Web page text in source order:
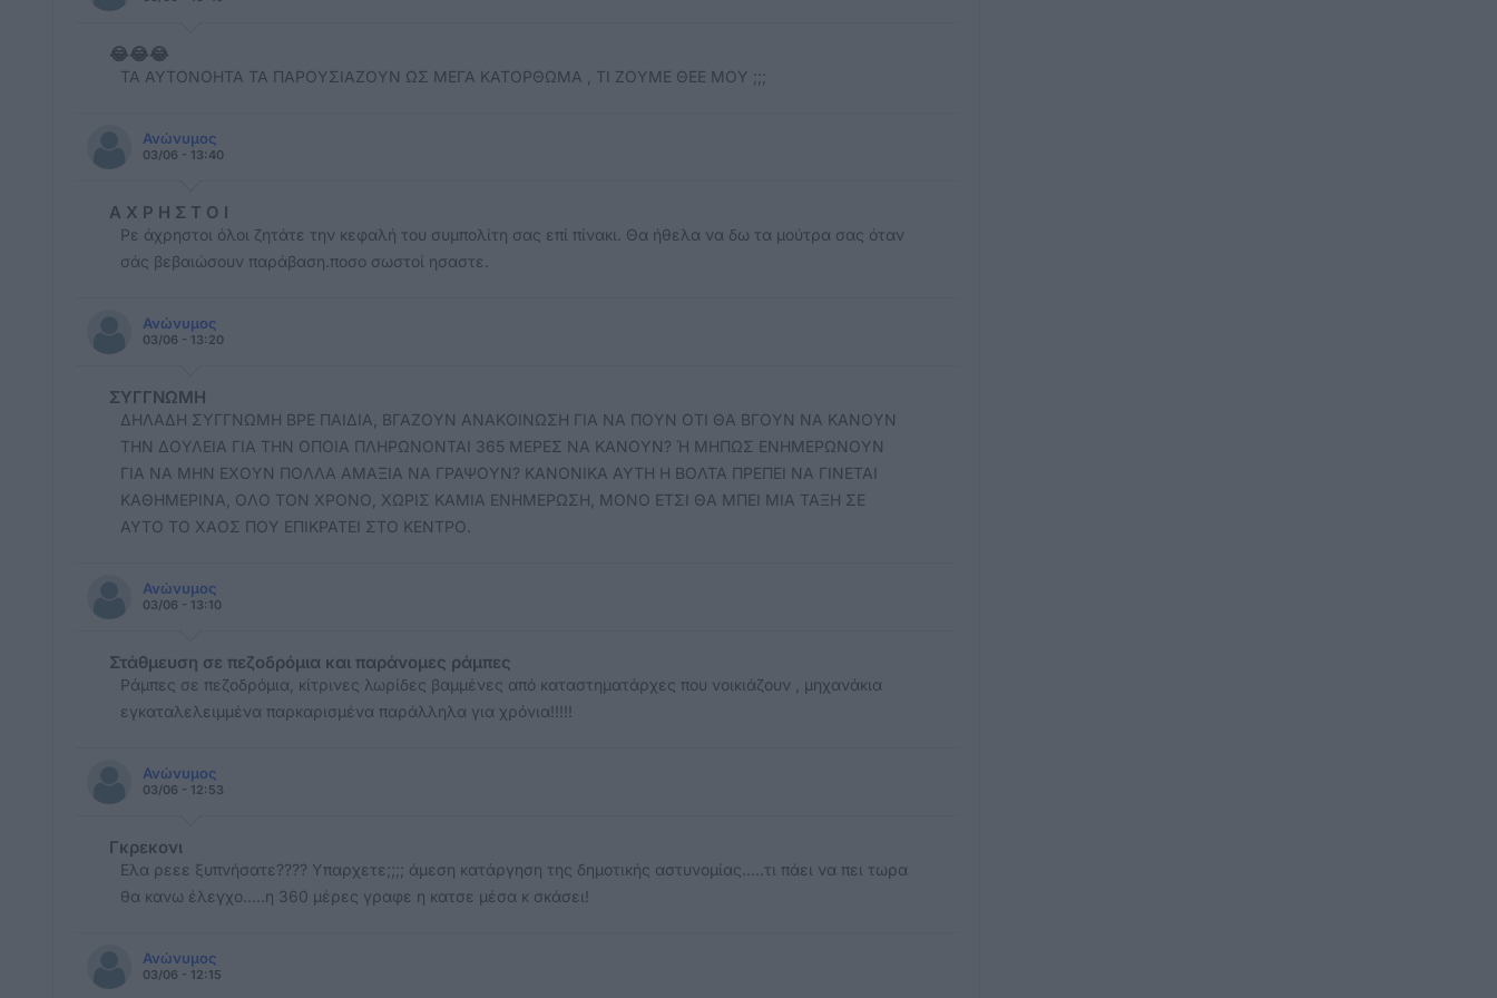
😂😂😂
ΤΑ ΑΥΤΟΝΟΗΤΑ ΤΑ ΠΑΡΟΥΣΙΑΖΟΥΝ ΩΣ ΜΕΓΑ ΚΑΤΟΡΘΩΜΑ , ΤΙ ΖΟΥΜΕ ΘΕΕ ΜΟΥ ;;;
Ανώνυμος
03/06 - 13:40
Α Χ Ρ Η Σ Τ Ο Ι
Ρε άχρηστοι όλοι ζητάτε την κεφαλή του συμπολίτη σας επί πίνακι. Θα ήθελα να δω τα μούτρα σας όταν
σάς βεβαιώσουν παράβαση.ποσο σωστοί ησαστε.
Ανώνυμος
03/06 - 13:20
ΣΥΓΓΝΩΜΗ
ΔΗΛΑΔΗ ΣΥΓΓΝΩΜΗ ΒΡΕ ΠΑΙΔΙΑ, ΒΓΑΖΟΥΝ ΑΝΑΚΟΙΝΩΣΗ ΓΙΑ ΝΑ ΠΟΥΝ ΟΤΙ ΘΑ ΒΓΟΥΝ ΝΑ ΚΑΝΟΥΝ
ΤΗΝ ΔΟΥΛΕΙΑ ΓΙΑ ΤΗΝ ΟΠΟΙΑ ΠΛΗΡΩΝΟΝΤΑΙ 365 ΜΕΡΕΣ ΝΑ ΚΑΝΟΥΝ? Ή ΜΗΠΩΣ ΕΝΗΜΕΡΩΝΟΥΝ
ΓΙΑ ΝΑ ΜΗΝ ΕΧΟΥΝ ΠΟΛΛΑ ΑΜΑΞΙΑ ΝΑ ΓΡΑΨΟΥΝ? ΚΑΝΟΝΙΚΑ ΑΥΤΗ Η ΒΟΛΤΑ ΠΡΕΠΕΙ ΝΑ ΓΙΝΕΤΑΙ
ΚΑΘΗΜΕΡΙΝΑ, ΟΛΟ ΤΟΝ ΧΡΟΝΟ, ΧΩΡΙΣ ΚΑΜΙΑ ΕΝΗΜΕΡΩΣΗ, ΜΟΝΟ ΕΤΣΙ ΘΑ ΜΠΕΙ ΜΙΑ ΤΑΞΗ ΣΕ
ΑΥΤΟ ΤΟ ΧΑΟΣ ΠΟΥ ΕΠΙΚΡΑΤΕΙ ΣΤΟ ΚΕΝΤΡΟ.
Ανώνυμος
03/06 - 13:10
Στάθμευση σε πεζοδρόμια και παράνομες ράμπες
Ράμπες σε πεζοδρόμια, κίτρινες λωρίδες βαμμένες από καταστηματάρχες που νοικιάζουν , μηχανάκια
εγκαταλελειμμένα παρκαρισμένα παράλληλα για χρόνια!!!!!
Ανώνυμος
03/06 - 12:53
Γκρεκονι
Ελα ρεεε ξυπνήσατε???? Υπαρχετε;;;; άμεση κατάργηση της δημοτικής αστυνομίας.....τι πάει να πει τωρα
θα κανω έλεγχο.....η 360 μέρες γραφε η κατσε μέσα κ σκάσει!
Ανώνυμος
03/06 - 12:15